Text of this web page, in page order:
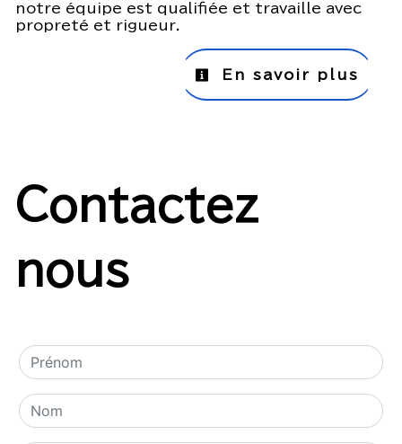
notre équipe est qualifiée et travaille avec
propreté et rigueur.
En savoir plus
Contactez
nous